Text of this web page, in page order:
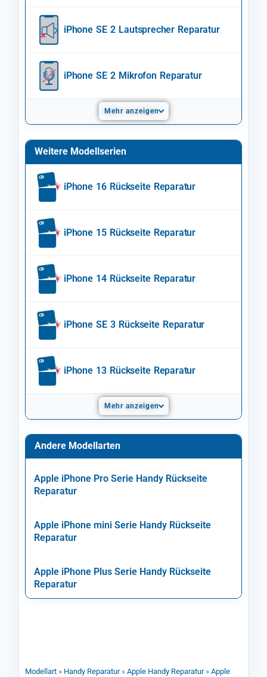
iPhone SE 2 Lautsprecher Reparatur
iPhone SE 2 Mikrofon Reparatur
Mehr anzeigen
Weitere Modellserien
iPhone 16 Rückseite Reparatur
iPhone 15 Rückseite Reparatur
iPhone 14 Rückseite Reparatur
iPhone SE 3 Rückseite Reparatur
iPhone 13 Rückseite Reparatur
Mehr anzeigen
Andere Modellarten
Apple iPhone Pro Serie Handy Rückseite
Reparatur
Apple iPhone mini Serie Handy Rückseite
Reparatur
Apple iPhone Plus Serie Handy Rückseite
Reparatur
Modellart » Handy Reparatur» Apple Handy Reparatur» Apple